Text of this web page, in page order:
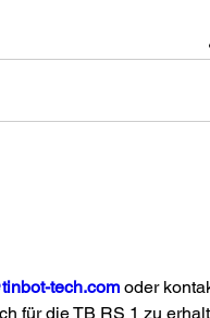
tech.com oder
für die TB RS 1 zu